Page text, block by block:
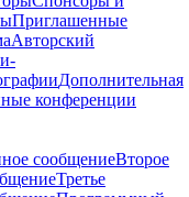
Приглашенные
Авторский
Дополнительная
конференции
сообщениеВторое
Третье